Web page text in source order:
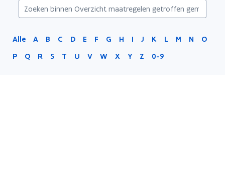
Alle A B C D E F G H I J K L M N
O
P
Q R S T U V W X Y Z 0-9